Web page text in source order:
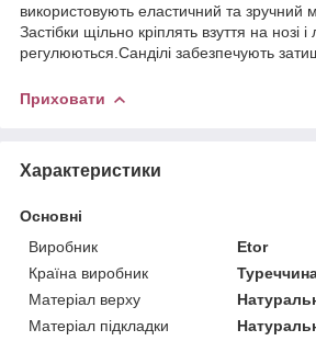
використовують еластичний та зручний
Застібки щільно кріплять взуття на нозі і
регулюються.Санділі забезпечують
Приховати
Характеристики
Основні
Виробник
Etor
Країна виробник
Матеріал верху
Матеріал підкладки